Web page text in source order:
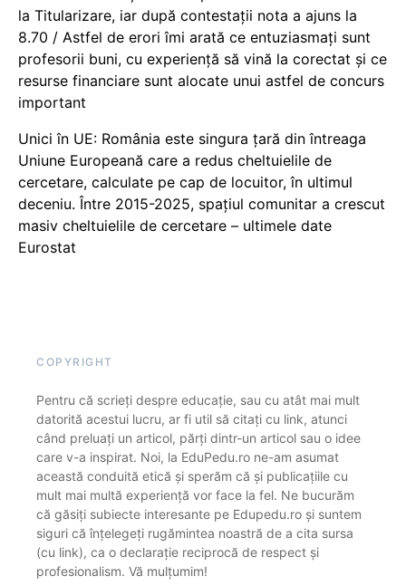
la Titularizare, iar după contestații nota a ajuns la
8.70 / Astfel de erori îmi arată ce entuziasmați sunt
profesorii buni, cu experiență să vină la corectat și ce
resurse financiare sunt alocate unui astfel de concurs
important
Unici în UE: România este singura țară din întreaga
Uniune Europeană care a redus cheltuielile de
cercetare, calculate pe cap de locuitor, în ultimul
deceniu. Între 2015-2025, spațiul comunitar a crescut
masiv cheltuielile de cercetare – ultimele date
Eurostat
COPYRIGHT
Pentru că scrieți despre educație, sau cu atât mai mult
datorită acestui lucru, ar fi util să citați cu link, atunci
când preluați un articol, părți dintr-un articol sau o idee
care v-a inspirat. Noi, la EduPedu.ro ne-am asumat
această conduită etică și sperăm că și publicațiile cu
mult mai multă experiență vor face la fel. Ne bucurăm
că găsiți subiecte interesante pe Edupedu.ro și suntem
siguri că înțelegeți rugămintea noastră de a cita sursa
(cu link), ca o declarație reciprocă de respect și
profesionalism. Vă mulțumim!